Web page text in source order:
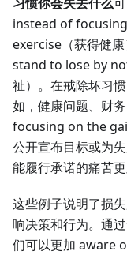
instead of
exercise（获得健
stand to lose by
祉）。在戒除坏习惯
如，健康问题、财
focusing on the
公开宣布目标或为
能履行承诺的痛苦
这些例子说明了损
响决策和行为。通
们可以更加 aware